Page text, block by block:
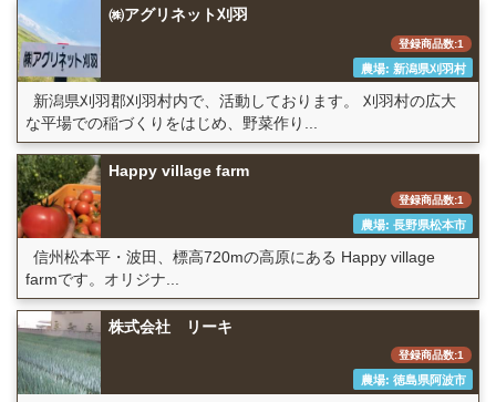
㈱アグリネット刈羽
登録商品数:1
農場: 新潟県刈羽村
新潟県刈羽郡刈羽村内で、活動しております。 刈羽村の広大
な平場での稲づくりをはじめ、野菜作り...
Happy village farm
登録商品数:1
農場: 長野県松本市
信州松本平・波田、標高720mの高原にある Happy village
farmです。オリジナ...
株式会社 リーキ
登録商品数:1
農場: 徳島県阿波市